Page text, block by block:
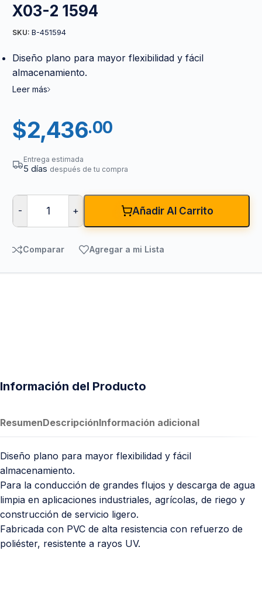
X03-2 1594
SKU: B-451594
Diseño plano para mayor flexibilidad y fácil
almacenamiento.
Leer más
$2,436.00
Entrega estimada
5 días después de tu compra
- + Añadir Al Carrito
Comparar Agregar a mi Lista
Información del Producto
ResumenDescripciónInformación adicional
Diseño plano para mayor flexibilidad y fácil
almacenamiento.
Para la conducción de grandes flujos y descarga de agua
limpia en aplicaciones industriales, agrícolas, de riego y
construcción de servicio ligero.
Fabricada con PVC de alta resistencia con refuerzo de
poliéster, resistente a rayos UV.